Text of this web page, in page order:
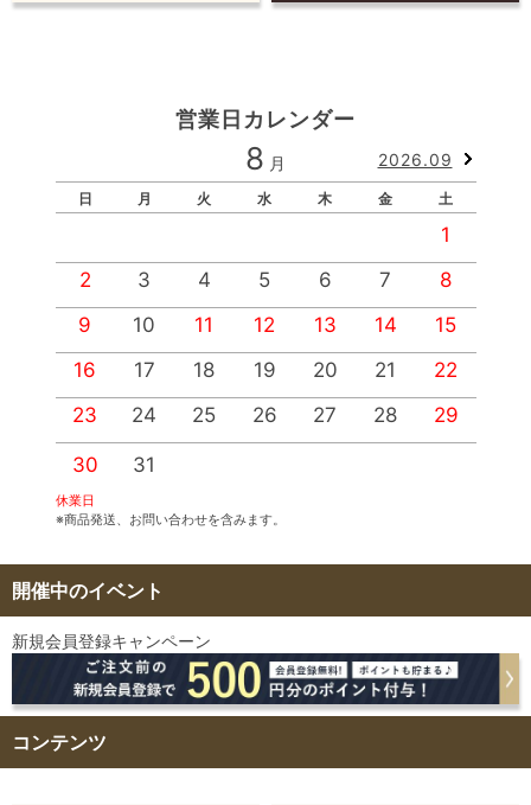
営業日カレンダー
8 月 2026.09
日 月 火 水 木 金 土
1
2
3 4 5 6 7
8
9
10 11 12 13 14
15
16
17 18 19 20 21
22
23
24 25 26 27 28 29
30 31
休業日
※商品発送、お問い合わせを含みます。
開催中のイベント
新規会員登録キャンペーン
コンテンツ